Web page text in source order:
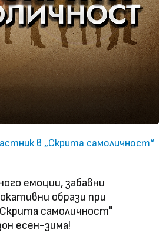
в „Скрита самоличност“
емоции, забавни
образи при
самоличност"
есен-зима!